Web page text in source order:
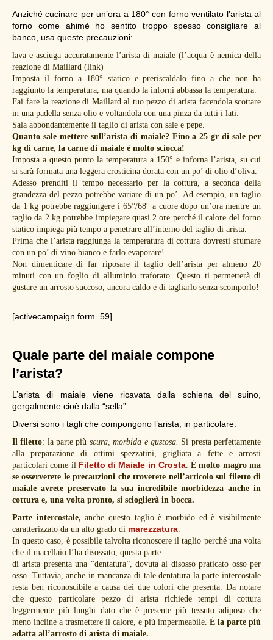
Anziché cucinare per un’ora a 180° con forno ventilato l’arista al
forno come ahimè ho sentito troppo spesso consigliare al
banco, usa queste precauzioni:
lava e asciuga accuratamente l’arista di maiale (l’acqua è nemica della
reazione di Maillard (link)
Imposta il forno a 180° statico e preriscaldalo fino a che non ha
raggiunto la temperatura, ma quando la inforni abbassa la temperatura.
Fai fare la reazione di Maillard al tuo pezzo di arista facendola scottare
in una padella senza olio e voltandola con una pinza da tutti i lati.
Sala abbondantemente il taglio di arista con sale e pepe.
Quanto sale mettere sull’arista di maiale? Fino a 25 gr di sale per
kg di carne, la carne di maiale è molto sciocca!
Imposta a questo punto la temperatura a 150° e inforna l’arista, su cui
si sarà formata una leggera crosticina dorata con un po’ di olio d’oliva.
Adesso prenditi il tempo necessario per la cottura, a seconda della
grandezza del pezzo potrebbe variare di un po’. Ad esempio, un taglio
da 1 kg potrebbe raggiungere i 65°/68° a cuore dopo un’ora mentre un
taglio da 2 kg potrebbe impiegare quasi 2 ore perché il calore del forno
statico impiega più tempo a penetrare all’interno del taglio di arista.
Prima che l’arista raggiunga la temperatura di cottura dovresti sfumare
con un po’ di vino bianco e farlo evaporare!
Non dimenticare di far riposare il taglio dell’arista per almeno 20
minuti con un foglio di alluminio traforato. Questo ti permetterà di
gustare un arrosto succoso, ancora caldo e di tagliarlo senza scomporlo!
[activecampaign form=59]
Quale parte del maiale compone
l’arista?
L’arista di maiale viene ricavata dalla schiena del suino,
gergalmente cioè dalla “sella”.
Diversi sono i tagli che compongono l’arista, in particolare:
Il filetto: la parte più scura, morbida e gustosa. Si presta perfettamente
alla preparazione di ottimi spezzatini, grigliata a fette e arrosti
particolari come il Filetto di Maiale in Crosta.È molto magro ma
se osserverete le precauzioni che troverete nell’articolo sul filetto di
maiale avrete preservato la sua incredibile morbidezza anche in
cottura e, una volta pronto, si scioglierà in bocca.
Parte intercostale, anche questo taglio è morbido ed è visibilmente
caratterizzato da un alto grado di marezzatura.
In questo caso, è possibile talvolta riconoscere il taglio perché una volta
che il macellaio l’ha disossato, questa parte
di arista presenta una “dentatura”, dovuta al disosso praticato osso per
osso. Tuttavia, anche in mancanza di tale dentatura la parte intercostale
resta ben riconoscibile a causa dei due colori che presenta. Da notare
che questo particolare pezzo di arista richiede tempi di cottura
leggermente più lunghi dato che è presente più tessuto adiposo che
meno incline a trasmettere il calore, e più impermeabile. È la parte più
adatta all’arrosto di arista di maiale.